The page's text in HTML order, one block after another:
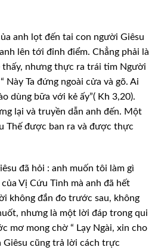
anh lọt đến tai con người Giêsu
lên tới đỉnh điểm. Chẳng phải là
thấy, nhưng thực ra trái tim Người
Này Ta đứng ngoài cửa và gõ. Ai
dùng bữa với kẻ ấy”( Kh 3,20).
lại và truyền dẫn anh đến. Một
Thế được ban ra và được thực
đã hỏi : anh muốn tôi làm gì
Vị Cứu Tinh mà anh đã hết
không đắn đo trước sau, không
nhưng là một lời đáp trong qui
mơ mong chờ “ Lạy Ngài, xin cho
Giêsu cũng trả lời cách trực